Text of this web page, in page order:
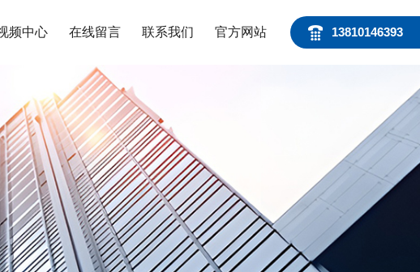
13810146393
频中心 在线留言 联系我们 官方网站